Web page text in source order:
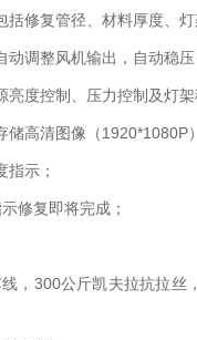
修复管径、材料厚度、灯
调整风机输出，自动稳压
度控制、压力控制及灯架
高清图像（1920*1080P
示；
修复即将完成；
，300公斤凯夫拉抗拉